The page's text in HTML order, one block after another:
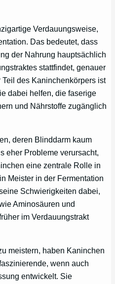
Verdauungsweise,
Das bedeutet, dass
der Nahrung hauptsächlich
stattfindet, genauer
des Kaninchenkörpers ist
dabei helfen, die faserige
und Nährstoffe zugänglich
deren Blinddarm kaum
eher Probleme verursacht,
eine zentrale Rolle in
Meister in der Fermentation
Schwierigkeiten dabei,
Aminosäuren und
im Verdauungstrakt
meistern, haben Kaninchen
wenn auch
entwickelt. Sie